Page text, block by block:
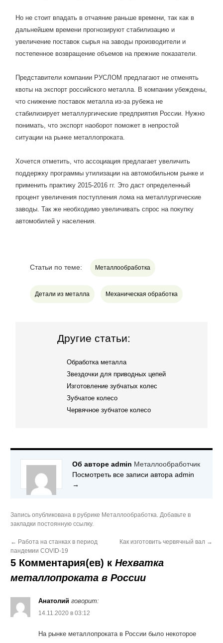
Но не стоит впадать в отчаяние раньше времени, так как в
дальнейшем времени прогнозируют стабилизацию и
увеличение поставок сырья на заводы производители и
постепенное возвращение объемов на прежние показатели.
Представители компании РУСЛОМ предлагают не отменять
квоты на экспорт российского металла. В компании убеждены,
что снижение поставок металла из-за рубежа не
стабилизирует металлургические предприятия России. Нужно
понимать, что экспорт наоборот поможет в непростой
ситуации на рынке металлопроката.
Хочется отметить, что ассоциация предлагает увеличить
поддержку программы утилизации на автомобильном рынке и
применить практику 2015-2016 гг. Это даст определенный
процент увеличения поступления лома на металлургические
заводы. Так же необходимо увеличивать спрос на покупку
автомобилей у населения.
Статьи по теме: Металлообработка
Детали из металла Механическая обработка
Другие статьи:
Обработка металла
Звездочки для приводных цепей
Изготовление зубчатых колес
Зубчатое колесо
Червячное зубчатое колесо
Об авторе admin Металлообработчик
Посмотреть все записи автора admin
→
Запись опубликована в рубрике Металлообработка. Добавьте в
закладки постоянную ссылку.
← Работа на станках в период
пандемии COVID-19
Как изготовить червячный вал →
5 Комментария(ев) к Нехватка
металлопроката в России
Анатолий говорит:
14.11.2020 в 03:12
На рынке металлопроката в России было некоторое